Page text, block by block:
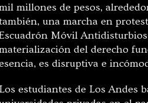
millones de pesos,
una marcha en
Móvil
del derecho
es disruptiva e
Los estudiantes de Los Andes